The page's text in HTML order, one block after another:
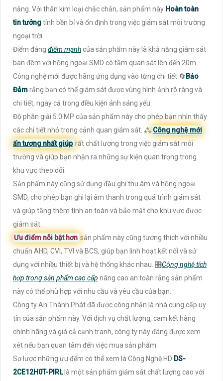
nắng. Với thân kim loại chắc chắn, sản phẩm này Hoàn toàn
tin tưởngtính bền bỉ và ổn định trong việc giám sát môi trường
ngoại trời.
Điểm đáng điểm mạnhcủa sản phẩm này là khả năng giám sát
ban đêm với hồng ngoại SMD có tầm quan sát lên đến 20m.
Công nghệ mới được hãng ứng dụng vào từng chi tiết 🔄 Bảo
Đảmrằng bạn có thể giám sát được vùng hình ảnh rõ ràng và
chi tiết, ngay cả trong điều kiện ánh sáng yếu.
Độ phân giải 5.0 MP của sản phẩm này cho phép bạn nhìn thấy
các chi tiết nhỏ trong cảnh quan giám sát. ⁂Công nghệ mới
ấn tượng nhất giúp rất chất lượng trong việc giám sát môi
trường và giúp bạn nhận ra những sự kiện quan trọng trong
khu vực theo dõi.
Sản phẩm này cũng sử dụng đầu ghi thu âm và hồng ngoại
SMD, cho phép bạn ghi lại âm thanh trong quá trình giám sát
và giúp tăng thêm tính an toàn và bảo mật cho khu vực được
giám sát.
Ưu điểm nỗi bật hơn sản phẩm này cũng tương thích với nhiều
chuẩn AHD, CVI, TVI và BCS, giúp bạn linh hoạt kết nối và sử
dụng với nhiều thiết bị và hệ thống khác nhau. 🎛Cộng nghệ tích
hợp trong sản phẩm cao cấp nâng cao an toàn rằng sản phẩm
này có thể phù hợp với nhu cầu và yêu cầu của bạn.
Công ty An Thành Phát đã được công nhận là nhà cung cấp uy
tín của sản phẩm này. Với dịch vụ chất lượng, cam kết hàng
chính hãng và giá cả cạnh tranh, công ty này đáng được xem
xét nếu bạn quan tâm đến việc mua sản phẩm.
Sơ lược những ưu đểm có thể xem là Công Nghệ HD DS-
2CE12H0T-PIRL là một sản phẩm giám sát chất lượng cao với